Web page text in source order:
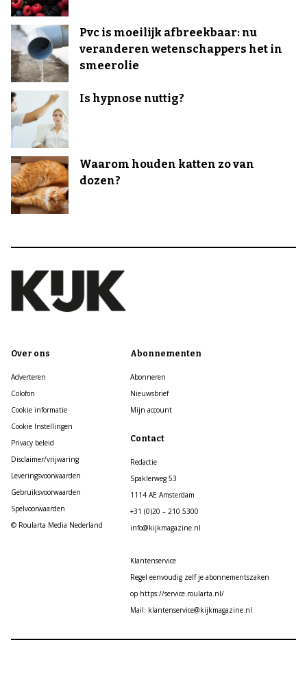
Pvc is moeilijk afbreekbaar: nu
veranderen wetenschappers het in
smeerolie
Is hypnose nuttig?
Waarom houden katten zo van
dozen?
Over ons
Adverteren
Colofon
Cookie informatie
Cookie Instellingen
Privacy beleid
Disclaimer/vrijwaring
Leveringsvoorwaarden
Gebruiksvoorwaarden
Spelvoorwaarden
© Roularta Media Nederland
Abonnementen
Abonneren
Nieuwsbrief
Mijn account
Contact
Redactie
Spaklerweg 53
1114 AE Amsterdam
+31 (0)20 – 210 5300
info@kijkmagazine.nl
Klantenservice
Regel eenvoudig zelf je abonnementszaken
op https://service.roularta.nl/
Mail: klantenservice@kijkmagazine.nl